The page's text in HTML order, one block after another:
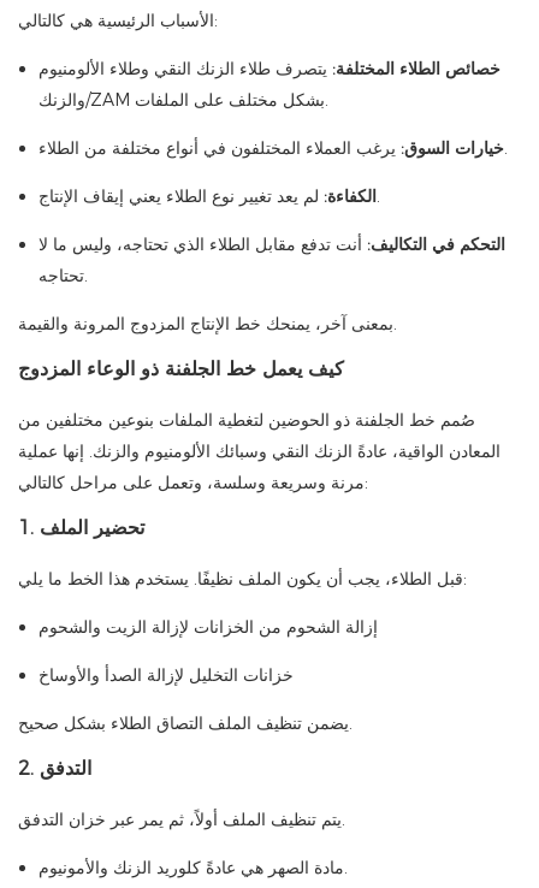
الأسباب الرئيسية هي كالتالي:
خصائص الطلاء المختلفة: يتصرف طلاء الزنك النقي وطلاء الألومنيوم
والزنك/ZAM بشكل مختلف على الملفات.
خيارات السوق:يرغب العملاء المختلفون في أنواع مختلفة من الطلاء.
الكفاءة:لم يعد تغيير نوع الطلاء يعني إيقاف الإنتاج.
التحكم في التكاليف: أنت تدفع مقابل الطلاء الذي تحتاجه، وليس ما لا
تحتاجه.
بمعنى آخر، يمنحك خط الإنتاج المزدوج المرونة والقيمة.
كيف يعمل خط الجلفنة ذو الوعاء المزدوج
صُمم خط الجلفنة ذو الحوضين لتغطية الملفات بنوعين مختلفين من
المعادن الواقية، عادةً الزنك النقي وسبائك الألومنيوم والزنك. إنها عملية
مرنة وسريعة وسلسة، وتعمل على مراحل كالتالي:
1. تحضير الملف
قبل الطلاء، يجب أن يكون الملف نظيفًا. يستخدم هذا الخط ما يلي:
إزالة الشحوم من الخزانات لإزالة الزيت والشحوم
خزانات التخليل لإزالة الصدأ والأوساخ
يضمن تنظيف الملف التصاق الطلاء بشكل صحيح.
2. التدفق
يتم تنظيف الملف أولاً، ثم يمر عبر خزان التدفق.
مادة الصهر هي عادةً كلوريد الزنك والأمونيوم.